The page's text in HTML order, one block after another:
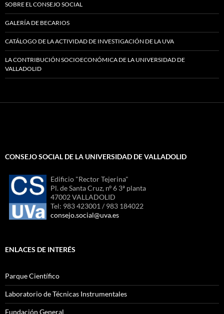
SOBRE EL CONSEJO SOCIAL
GALERÍA DE BECARIOS
CATÁLOGO DE LA ACTIVIDAD DE INVESTIGACIÓN DE LA UVA
LA CONTRIBUCIÓN SOCIOECONÓMICA DE LA UNIVERSIDAD DE
VALLADOLID
CONSEJO SOCIAL DE LA UNIVERSIDAD DE VALLADOLID
Edificio "Rector Tejerina"
Pl. de Santa Cruz, nº 6 3ª planta
47002 VALLADOLID
Tel: 983 423001 / 983 184022
consejo.social@uva.es
ENLACES DE INTERÉS
Parque Científico
Laboratorio de Técnicas Instrumentales
Fundación General